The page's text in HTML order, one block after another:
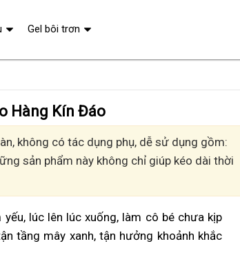
Hàng Kín Đáo
không có tác dụng phụ, dễ sử dụng gồm:
sản phẩm này không chỉ giúp kéo dài thời
lúc lên lúc xuống, làm cô bé chưa kịp
tầng mây xanh, tận hưởng khoảnh khắc
Gel bôi trơn